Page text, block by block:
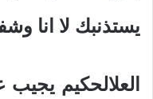
يستذنبك لا انا
العلالحكيم